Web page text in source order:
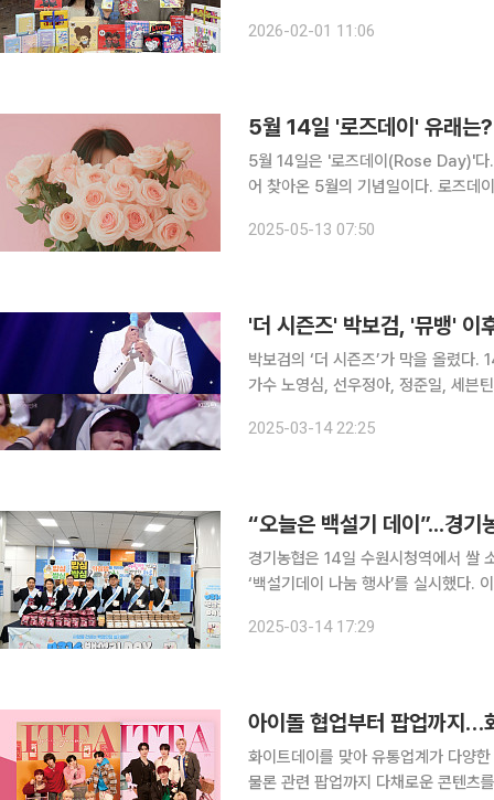
2026-02-01 11:06
5월 14일 '로즈데이' 유래는
5월 14일은 '로즈데이(Rose Day)'다
어 찾아온 5월의 기념일이다. 로즈데이는 연인들이 서로에게 장미꽃을 선물하며 사랑을 표현하는
게 가게의 모든 장미꽃을 바치며 사랑
2025-05-13 07:50
'더 시즌즈' 박보검, '뮤뱅'
박보검의 ‘더 시즌즈’가 막을 올렸다. 14일 방송된 KBS 2TV ‘더 시즌즈 박보검의 칸타빌레’에서는
가수 노영심, 선우정아, 정준일, 세븐
2025-03-14 22:25
“오늘은 백설기 데이”...경기
경기농협은 14일 수원시청역에서 쌀
‘백설기데이 나눔 행사’를 실시했다. 이날 행사에는 엄범식 농협중앙회 경기본부장, 김성록 농협은
를 나눠주며 ‘사탕 대신 우리 쌀로 만
2025-03-14 17:29
아이돌 협업부터 팝업까지…
화이트데이를 맞아 유통업계가 다양
물론 관련 팝업까지 다채로운 콘텐츠를 마련했다. 14일 유통업계에 따르